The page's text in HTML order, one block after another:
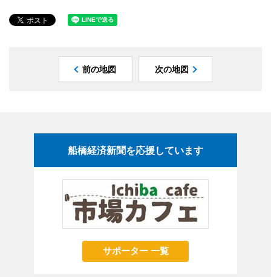
前の地図 次の地図
船橋経済新聞を応援しています
サポーター 一覧